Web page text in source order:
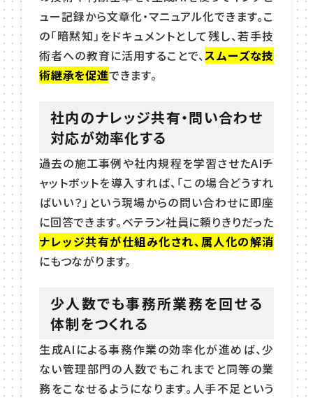
ュー記録から文章化・マニュアル化できます。こ
の「暗黙知」をドキュメントとして残し、若手技
術者への教育に活用することで、スムーズな技
術継承を促進できます。
社内のナレッジ共有・問い合わせ
対応が効率化する
過去の施工事例や社内規程を学習させたAIチ
ャットボットを導入すれば、「この場合どうすれ
ばいい？」という現場からの問い合わせに即座
に回答できます。ベテラン社員に頼りきりだった
ナレッジ共有が仕組み化され、属人化の解消
にもつながります。
少人数でも事務所業務を回せる
体制をつくれる
生成AIによる事務作業の効率化が進めば、少
ない管理部門の人数でもこれまでと同等の業
務をこなせるようになります。人手不足という